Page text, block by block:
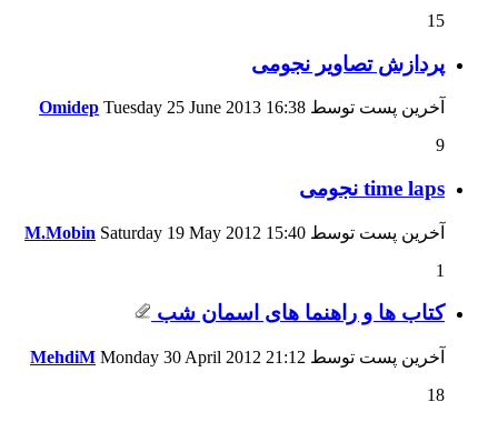
15
پردازش تصاویر نجومی
آخرین پست توسط Omidep Tuesday 25 June 2013 16:38
9
time laps نجومی
آخرین پست توسط M.Mobin Saturday 19 May 2012 15:40
1
کتاب ها و راهنما های اسمان شب
آخرین پست توسط MehdiM Monday 30 April 2012 21:12
18